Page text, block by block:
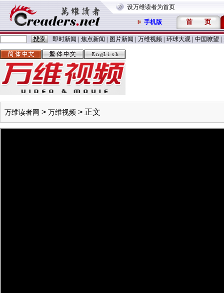
设万维读者为首页
手机版 首 页
即时新闻 焦点新闻 图片新闻 万维视频 环球大观 中国嘹望
万维读者网 > 万维视频 > 正文